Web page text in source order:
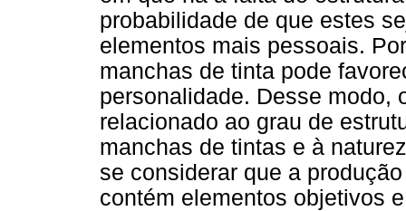
probabilidade de que estes
elementos mais pessoais.
manchas de tinta pode
personalidade. Desse modo,
relacionado ao grau de
manchas de tintas e à
se considerar que a
contém elementos objetivos